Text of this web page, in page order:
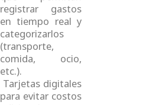
registrar gastos
en tiempo real y
categorizarlos
(transporte,
comida, ocio,
etc.).
Tarjetas digitales
para evitar costos